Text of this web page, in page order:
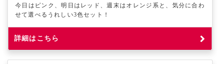
今日はピンク、明日はレッド、週末はオレンジ系と、気分に合わ
せて選べるうれしい3色セット！
詳細はこちら